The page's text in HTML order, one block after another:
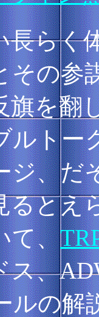
らく
その参
旗を翻
ルトー
ジ、だ
とえ
て、
ス、
ルの解